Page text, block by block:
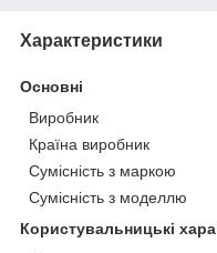
Характеристики
Основні
Виробник
Країна виробник
Сумісність з маркою
Сумісність з моделлю
Користувальницькі